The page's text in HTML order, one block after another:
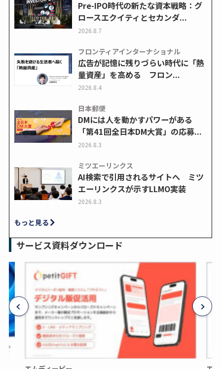
Pre-IPO時代の新たな資本戦略：グ
ロースエクイティとセカンダ...
2026.8.7
フロンティアインターナショナル
広告が記憶に残りづらい時代に「熱
量資産」を高める フロン...
2026.8.4
日本郵便
DMには人を動かすパワーがある
「第41回全日本DM大賞」の応募...
2026.8.3
ミツエーリンクス
AI検索で引用されるサイトへ ミツ
エーリンクスが示すLLMO実装
2026.8.3
もっと見る
サービス資料ダウンロード